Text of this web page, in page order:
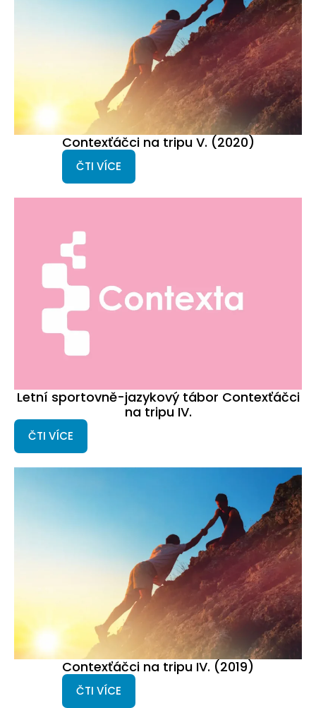
Contexťáčci na tripu V. (2020)
ČTI VÍCE
Letní sportovně-jazykový tábor Contexťáčci
na tripu IV.
ČTI VÍCE
Contexťáčci na tripu IV. (2019)
ČTI VÍCE